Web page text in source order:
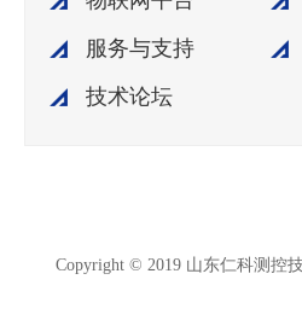
服务与支持
技术论坛
Copyright © 2019 山东仁科测